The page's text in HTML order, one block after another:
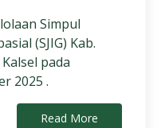
Simpul
(SJIG) Kab.
pada
2025 .
Read More